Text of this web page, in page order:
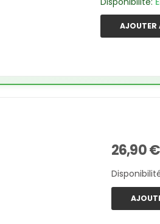
AJOUTER
26,90 €